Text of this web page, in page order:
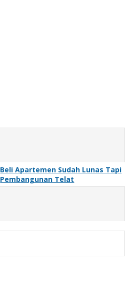
Beli Apartemen Sudah Lunas Tapi
Pembangunan Telat